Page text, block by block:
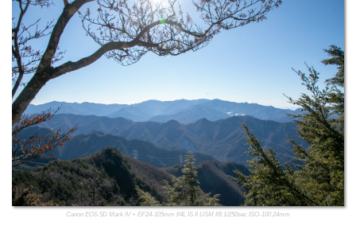
Canon EOS 5D Mark IV + EF24-105mm f/4L IS II USM f/8 1/250sec ISO-100 24mm